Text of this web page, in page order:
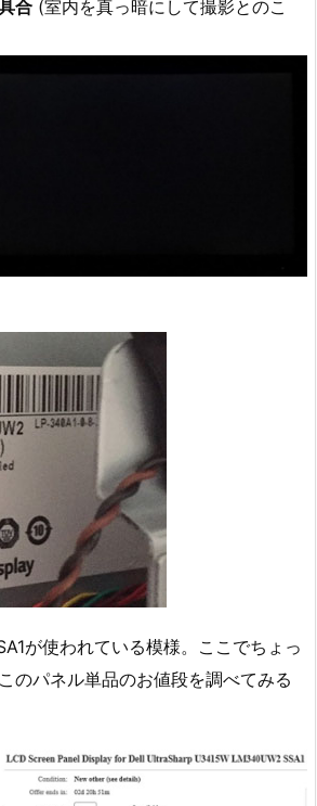
合 (室内を真っ暗にして撮影とのこ
が使われている模様。ここでちょっ
のパネル単品のお値段を調べてみる